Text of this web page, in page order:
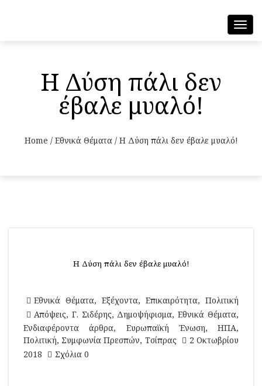
Η Δύση πάλι δεν
έβαλε μυαλό!
Home / Εθνικά Θέματα / Η Δύση πάλι δεν έβαλε μυαλό!
Η Δύση πάλι δεν έβαλε μυαλό!
Εθνικά Θέματα, Εξέχοντα, Επικαιρότητα, Πολιτική
Απόψεις, Γ. Σιδέρης, Δημοψήφισμα,Εθνικά Θέματα,
Ενδιαφέροντα άρθρα, Ευρωπαϊκή Ένωση, ΗΠΑ,
Πολιτική, Συμφωνία Πρεσπών, Τσίπρας
2 Οκτωβρίου
2018
Σχόλια 0